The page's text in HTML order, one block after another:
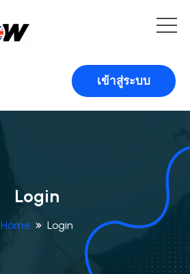
เข้าสู่ระบบ
Login
Home Login